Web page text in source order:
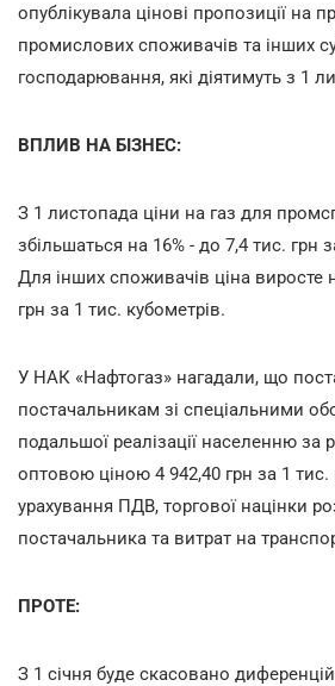
опублікувала цінові пропозиції на
промислових споживачів та інших
господарювання, які діятимуть з 1
ВПЛИВ НА БІЗНЕС:
З 1 листопада ціни на газ для
збільшаться на 16% - до 7,4 тис. грн
Для інших споживачів ціна виросте
грн за 1 тис. кубометрів.
У НАК «Нафтогаз» нагадали, що
постачальникам зі спеціальними
подальшої реалізації населенню за
оптовою ціною 4 942,40 грн за 1 тис.
урахування ПДВ, торгової націнки
постачальника та витрат на
ПРОТЕ:
З 1 січня буде скасовано